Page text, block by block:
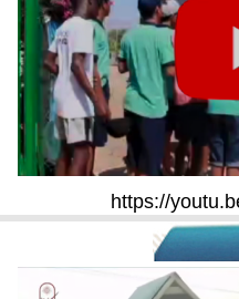
https://